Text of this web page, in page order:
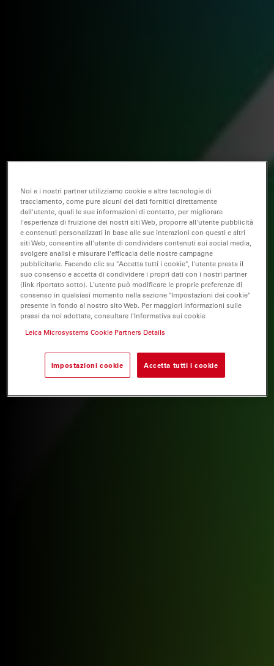
Noi e i nostri partner utilizziamo cookie e altre tecnologie di
tracciamento, come pure alcuni dei dati fornitici direttamente
dall'utente, quali le sue informazioni di contatto, per migliorare
l'esperienza di fruizione dei nostri siti Web, proporre all'utente pubblicità
e contenuti personalizzati in base alle sue interazioni con questi e altri
siti Web, consentire all'utente di condividere contenuti sui social media,
svolgere analisi e misurare l'efficacia delle nostre campagne
pubblicitarie. Facendo clic su "Accetta tutti i cookie", l'utente presta il
suo consenso e accetta di condividere i propri dati con i nostri partner
(link riportato sotto). L'utente può modificare le proprie preferenze di
consenso in qualsiasi momento nella sezione "Impostazioni dei cookie"
presente in fondo al nostro sito Web. Per maggiori informazioni sulle
prassi da noi adottate, consultare l'Informativa sui cookie
Leica Microsystems Cookie Partners Details
Impostazioni cookie Accetta tutti i cookie